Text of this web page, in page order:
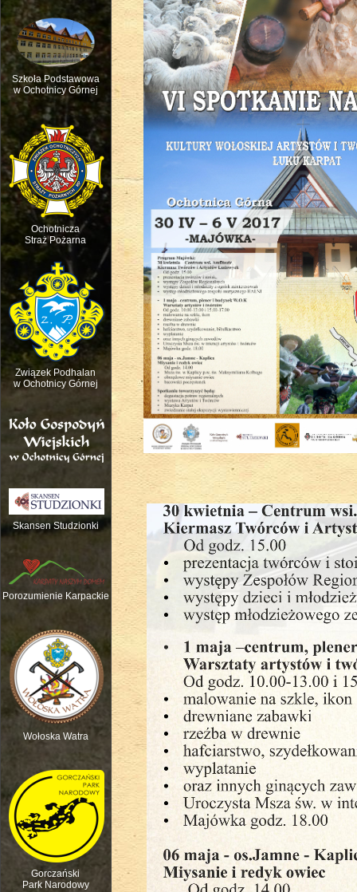
Szkoła Podstawowa
w Ochotnicy Górnej
Ochotnicza
Straż Pożarna
Związek Podhalan
w Ochotnicy Górnej
Skansen Studzionki
Porozumienie Karpackie
Wołoska Watra
Gorczański
Park Narodowy
Msza św. w intencji ruchu
Święto dziecięcej Radości - Dzień
Nauka gry na tradycyjnych
Polana Kurnytowa - Forendówki 2018